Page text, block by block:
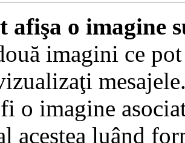
afişa o imagine
imagini ce
o imagine
acestea luând